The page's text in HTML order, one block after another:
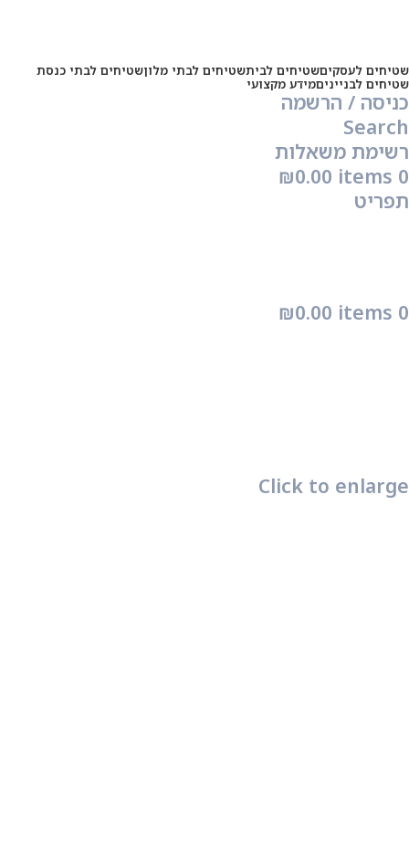
שטיחים לעסקיםשטיחים לביתשטיחים לבתי מלוןשטיחים לבתי כנסת
שטיחים לבנייניםמידע מקצועי
כניסה / הרשמה
Search
רשימת משאלות
0
items
₪0.00
תפריט
0
items
₪0.00
Click to enlarge